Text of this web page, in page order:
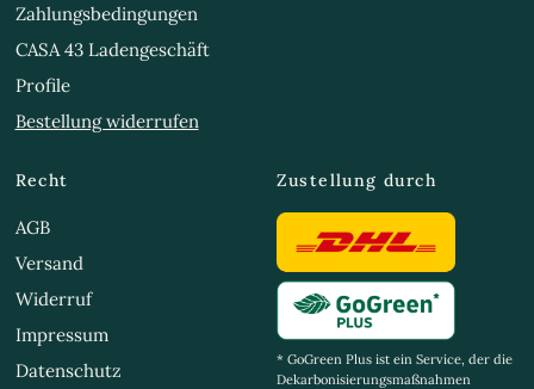
Zahlungsbedingungen
CASA 43 Ladengeschäft
Profile
Bestellung widerrufen
Recht
AGB
Versand
Widerruf
Impressum
Datenschutz
Zustellung durch
* GoGreen Plus ist ein Service, der die
Dekarbonisierungsmaßnahmen